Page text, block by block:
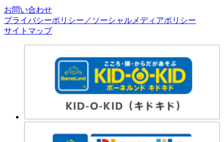
お問い合わせ
プライバシーポリシー／ソーシャルメディアポリシー
サイトマップ